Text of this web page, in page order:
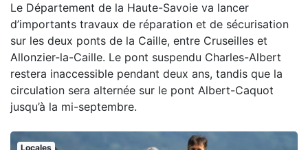
Le Département de la Haute-Savoie va lancer
d’importants travaux de réparation et de sécurisation
sur les deux ponts de la Caille, entre Cruseilles et
Allonzier-la-Caille. Le pont suspendu Charles-Albert
restera inaccessible pendant deux ans, tandis que la
circulation sera alternée sur le pont Albert-Caquot
jusqu’à la mi-septembre.
Locales